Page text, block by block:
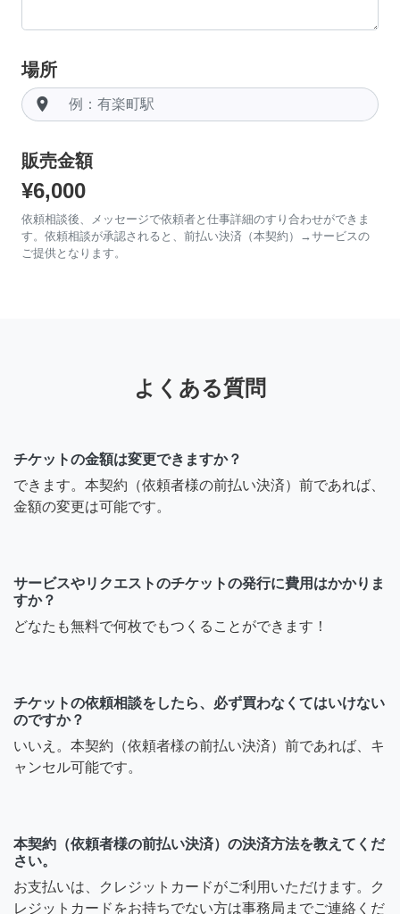
場所
room
販売金額
¥6,000
依頼相談後、メッセージで依頼者と仕事詳細のすり合わせができま
す。依頼相談が承認されると、前払い決済（本契約）→サービスの
ご提供となります。
よくある質問
チケットの金額は変更できますか？
できます。本契約（依頼者様の前払い決済）前であれば、
金額の変更は可能です。
サービスやリクエストのチケットの発行に費用はかかりま
すか？
どなたも無料で何枚でもつくることができます！
チケットの依頼相談をしたら、必ず買わなくてはいけない
のですか？
いいえ。本契約（依頼者様の前払い決済）前であれば、キ
ャンセル可能です。
本契約（依頼者様の前払い決済）の決済方法を教えてくだ
さい。
お支払いは、クレジットカードがご利用いただけます。ク
レジットカードをお持ちでない方は事務局までご連絡くだ